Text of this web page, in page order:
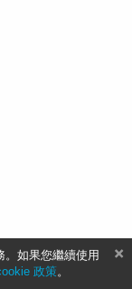
如果您繼續使用
政策。